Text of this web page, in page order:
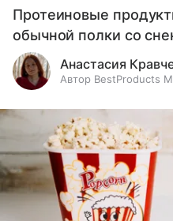
Протеиновые
обычной полки со
Анастасия
Автор BestProducts